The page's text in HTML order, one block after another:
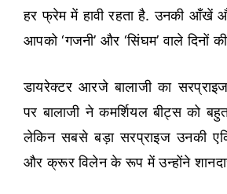
हर फ्रेम में हावी रहता है. उनकी आँखें
आपको ‘गजनी’ और ‘सिंघम’ वाले दिनों की
डायरेक्टर आरजे बालाजी का
पर बालाजी ने कमर्शियल बीट्स को
लेकिन सबसे बड़ा सरप्राइज उनकी
और क्रूर विलेन के रूप में उन्होंने